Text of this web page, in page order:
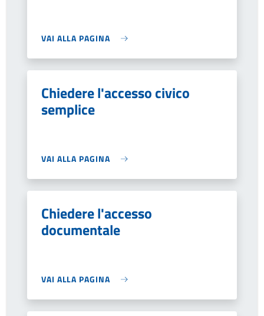
VAI ALLA PAGINA
Chiedere l'accesso civico
semplice
VAI ALLA PAGINA
Chiedere l'accesso
documentale
VAI ALLA PAGINA